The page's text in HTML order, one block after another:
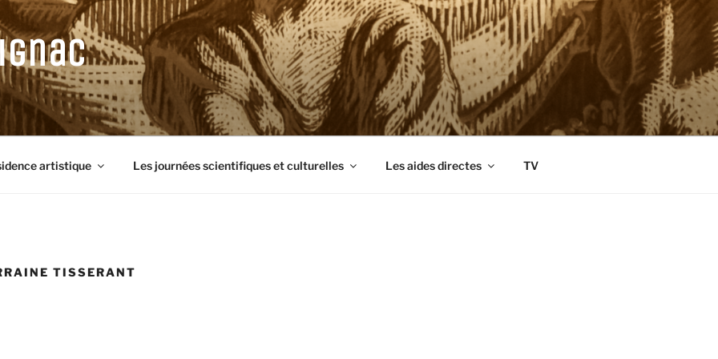
artistique Les journées scientifiques et culturelles Les aides directes TV
TISSERANT